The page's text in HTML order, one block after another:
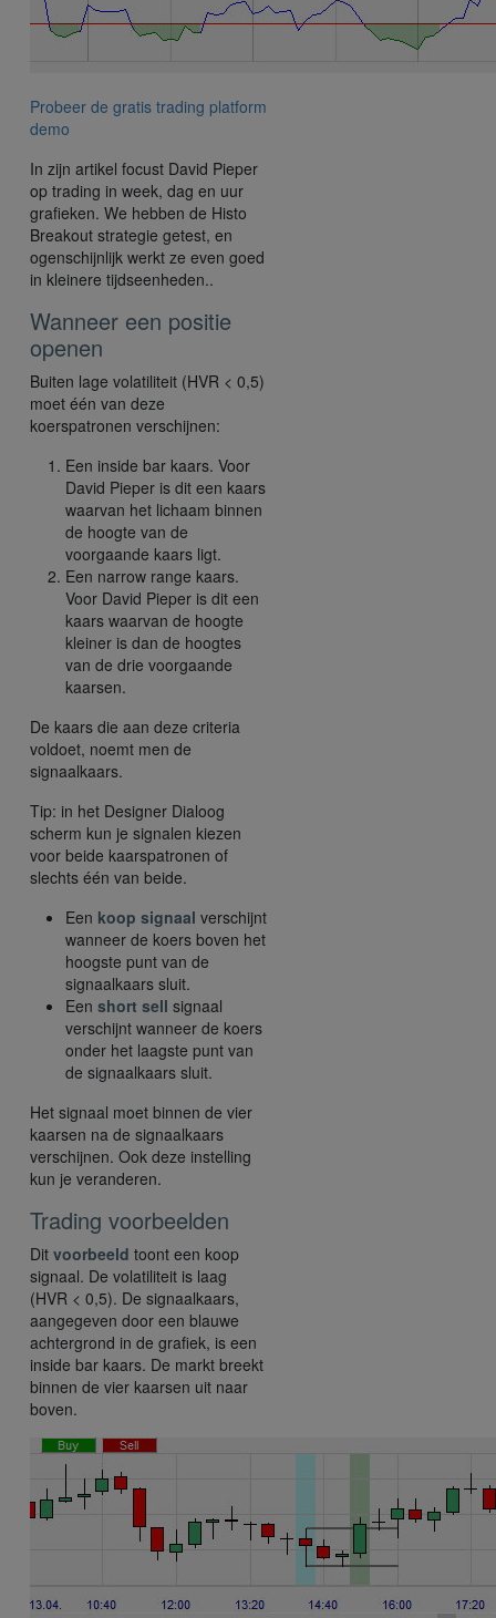
Probeer de gratis trading platform
demo
In zijn artikel focust David Pieper
op trading in week, dag en uur
grafieken. We hebben de Histo
Breakout strategie getest, en
ogenschijnlijk werkt ze even goed
in kleinere tijdseenheden..
Wanneer een positie
openen
Buiten lage volatiliteit (HVR < 0,5)
moet één van deze
koerspatronen verschijnen:
Een inside bar kaars. Voor
David Pieper is dit een kaars
waarvan het lichaam binnen
de hoogte van de
voorgaande kaars ligt.
Een narrow range kaars.
Voor David Pieper is dit een
kaars waarvan de hoogte
kleiner is dan de hoogtes
van de drie voorgaande
kaarsen.
De kaars die aan deze criteria
voldoet, noemt men de
signaalkaars.
Tip: in het Designer Dialoog
scherm kun je signalen kiezen
voor beide kaarspatronen of
slechts één van beide.
Een koop signaal verschijnt
wanneer de koers boven het
hoogste punt van de
signaalkaars sluit.
Een short sell signaal
verschijnt wanneer de koers
onder het laagste punt van
de signaalkaars sluit.
Het signaal moet binnen de vier
kaarsen na de signaalkaars
verschijnen. Ook deze instelling
kun je veranderen.
Trading voorbeelden
Dit voorbeeld toont een koop
signaal. De volatiliteit is laag
(HVR < 0,5). De signaalkaars,
aangegeven door een blauwe
achtergrond in de grafiek, is een
inside bar kaars. De markt breekt
binnen de vier kaarsen uit naar
boven.